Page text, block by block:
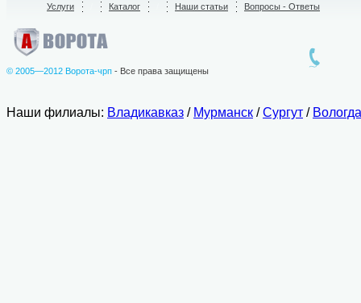
Услуги Каталог Наши статьи Вопросы - Ответы
© 2005—2012 Ворота-чрп - Все права защищены
Наши филиалы: Владикавказ / Мурманск /Сургут / Вологда